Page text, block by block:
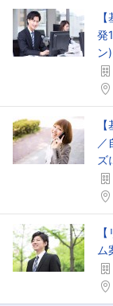
こ
発
ン)
／
ズ
ム